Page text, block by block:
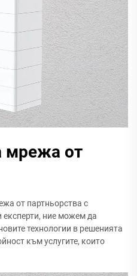
мрежа от
от партньорства с
експерти, ние можем да
технологии в решенията
към услугите, които